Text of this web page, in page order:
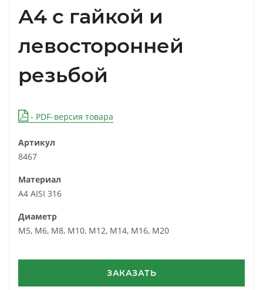
А4 с гайкой и
левосторонней
резьбой
- PDF-версия товара
Артикул
8467
Материал
А4 AISI 316
Диаметр
М5, М6, М8, М10, М12, М14, М16, М20
ЗАКАЗАТЬ